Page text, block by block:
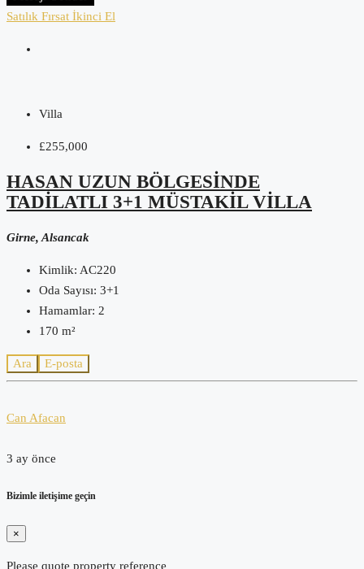
Satılık Fırsat İkinci El
Villa
£255,000
HASAN UZUN BÖLGESINDE
TADILATLI 3+1 MÜSTAKIL VILLA
Girne, Alsancak
Kimlik: AC220
Oda Sayısı: 3+1
Hamamlar: 2
170 m²
Ara E-posta
Can Afacan
3 ay önce
Bizimle iletişime geçin
×
Please quote property reference